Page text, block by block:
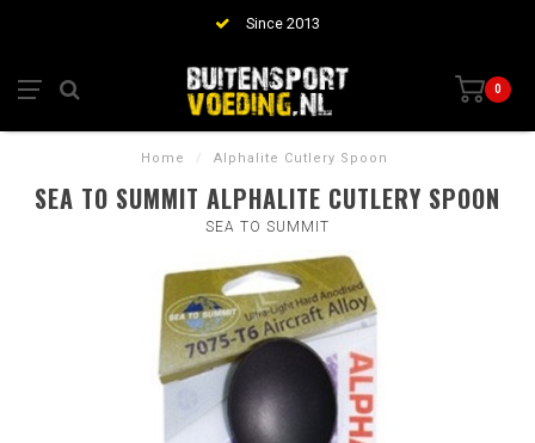
Since 2013
0
Home / Alphalite Cutlery Spoon
SEA TO SUMMIT ALPHALITE CUTLERY SPOON
SEA TO SUMMIT